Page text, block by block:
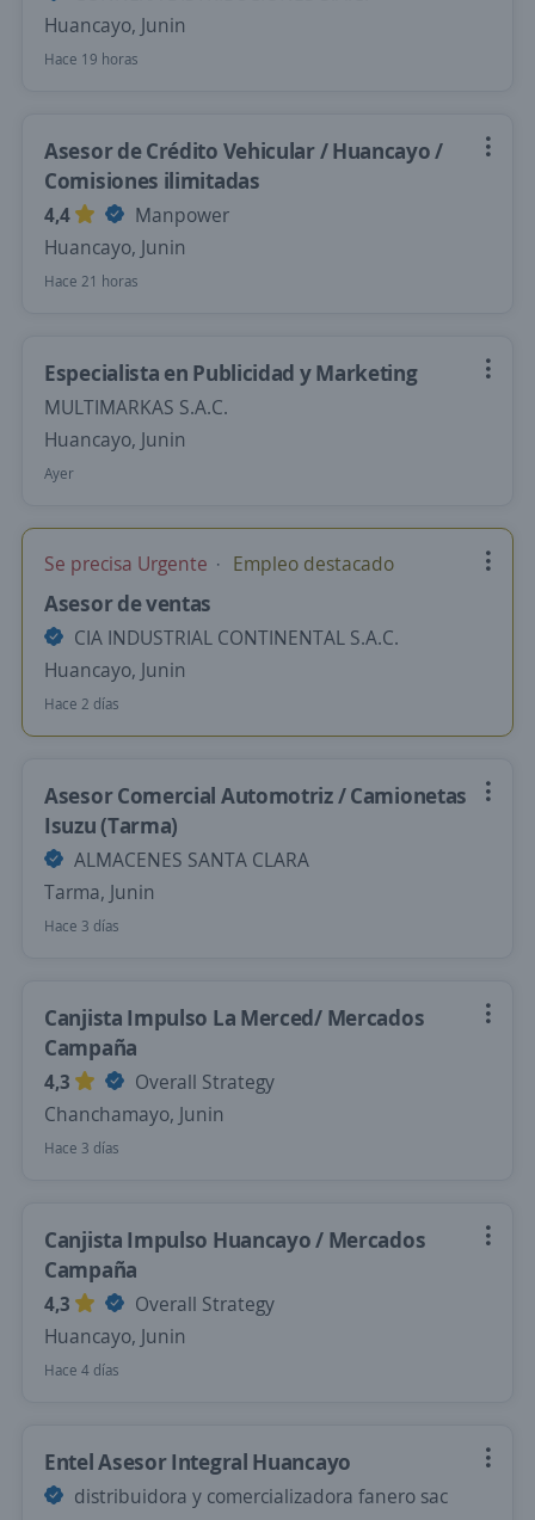
Huancayo, Junin
Hace 19 horas
Asesor de Crédito Vehicular / Huancayo /
Comisiones ilimitadas
4,4
Manpower
Huancayo, Junin
Hace 21 horas
Especialista en Publicidad y Marketing
MULTIMARKAS S.A.C.
Huancayo, Junin
Ayer
Se precisa Urgente Empleo destacado
Asesor de ventas
CIA INDUSTRIAL CONTINENTAL S.A.C.
Huancayo, Junin
Hace 2 días
Asesor Comercial Automotriz / Camionetas
Isuzu (Tarma)
ALMACENES SANTA CLARA
Tarma, Junin
Hace 3 días
Canjista Impulso La Merced/ Mercados
Campaña
4,3
Overall Strategy
Chanchamayo, Junin
Hace 3 días
Canjista Impulso Huancayo / Mercados
Campaña
4,3
Overall Strategy
Huancayo, Junin
Hace 4 días
Entel Asesor Integral Huancayo
distribuidora y comercializadora fanero sac